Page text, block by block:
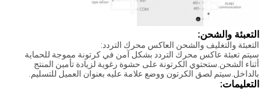
التعبئة والشحن:
التعبئة والتغليف والشحن العاكس محرك التردد:
سيتم تعبئة عاكس محرك التردد بشكل آمن في كرتونة مموجة للحماية
أثناء الشحن.ستحتوي الكرتونة على حشوة رغوية لزيادة تأمين المنتج
بالداخل.سيتم لصق الكرتون ووضع علامة عليه بعنوان العميل للتسليم.
التعليمات: